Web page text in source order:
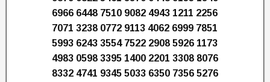
6966 6448 7510 9082 4943 1211 2256
7071 3238 0772 9113 4062 6999 7851
5993 6243 3554 7522 2908 5926 1173
4983 0598 3395 1400 2201 3308 8076
8332 4741 9345 5033 6350 7356 5276